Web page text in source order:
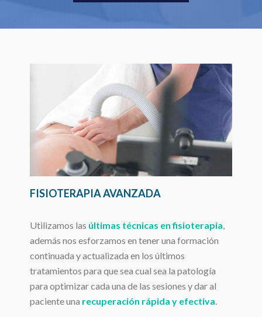
FISIOTERAPIA AVANZADA
Utilizamos las últimas técnicas en fisioterapia,
además nos esforzamos en tener una formación
continuada y actualizada en los últimos
tratamientos para que sea cual sea la patología
para optimizar cada una de las sesiones y dar al
paciente una recuperación rápida y efectiva.